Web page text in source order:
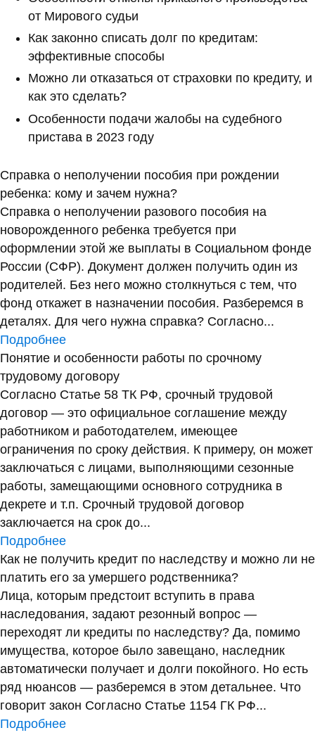
от Мирового судьи
Как законно списать долг по кредитам:
эффективные способы
Можно ли отказаться от страховки по кредиту, и
как это сделать?
Особенности подачи жалобы на судебного
пристава в 2023 году
Справка о неполучении пособия при рождении
ребенка: кому и зачем нужна?
Справка о неполучении разового пособия на
новорожденного ребенка требуется при
оформлении этой же выплаты в Социальном фонде
России (СФР). Документ должен получить один из
родителей. Без него можно столкнуться с тем, что
фонд откажет в назначении пособия. Разберемся в
деталях. Для чего нужна справка? Согласно...
Подробнее
Понятие и особенности работы по срочному
трудовому договору
Согласно Статье 58 ТК РФ, срочный трудовой
договор — это официальное соглашение между
работником и работодателем, имеющее
ограничения по сроку действия. К примеру, он может
заключаться с лицами, выполняющими сезонные
работы, замещающими основного сотрудника в
декрете и т.п. Срочный трудовой договор
заключается на срок до...
Подробнее
Как не получить кредит по наследству и можно ли не
платить его за умершего родственника?
Лица, которым предстоит вступить в права
наследования, задают резонный вопрос —
переходят ли кредиты по наследству? Да, помимо
имущества, которое было завещано, наследник
автоматически получает и долги покойного. Но есть
ряд нюансов — разберемся в этом детальнее. Что
говорит закон Согласно Статье 1154 ГК РФ...
Подробнее